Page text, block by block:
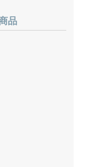
品